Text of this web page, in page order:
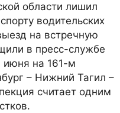
области лишил
водительских
на встречную
в пресс-службе
июня на 161-м
– Нижний Тагил –
считает одним